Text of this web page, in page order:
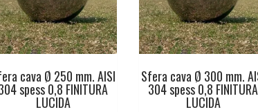
cava Ø 250 mm. AISI
spess 0,8 FINITURA
LUCIDA
Sfera cava Ø 300 mm.
304 spess 0,8 FINITURA
LUCIDA